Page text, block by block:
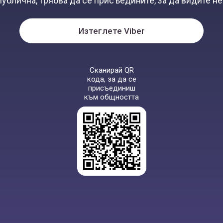
Изтеглете Viber
Сканирай QR
кода, за да се
присъединиш
към общността